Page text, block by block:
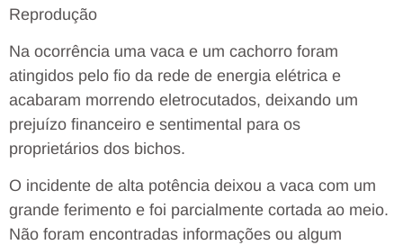
Reprodução
Na ocorrência uma vaca e um cachorro foram
atingidos pelo fio da rede de energia elétrica e
acabaram morrendo eletrocutados, deixando um
prejuízo financeiro e sentimental para os
proprietários dos bichos.
O incidente de alta potência deixou a vaca com um
grande ferimento e foi parcialmente cortada ao meio.
Não foram encontradas informações ou algum